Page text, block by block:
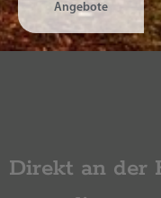
Angebote
Direkt an der